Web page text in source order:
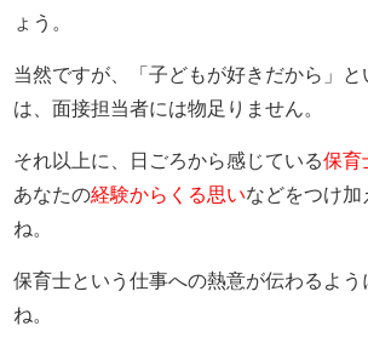
ょう。
当然ですが、「子どもが好きだから」
は、面接担当者には物足りません。
それ以上に、日ごろから感じている保育
あなたの経験からくる思いなどをつけ加
ね。
保育士という仕事への熱意が伝わるよう
ね。